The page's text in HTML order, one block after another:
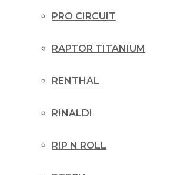
PRO CIRCUIT
RAPTOR TITANIUM
RENTHAL
RINALDI
RIP N ROLL